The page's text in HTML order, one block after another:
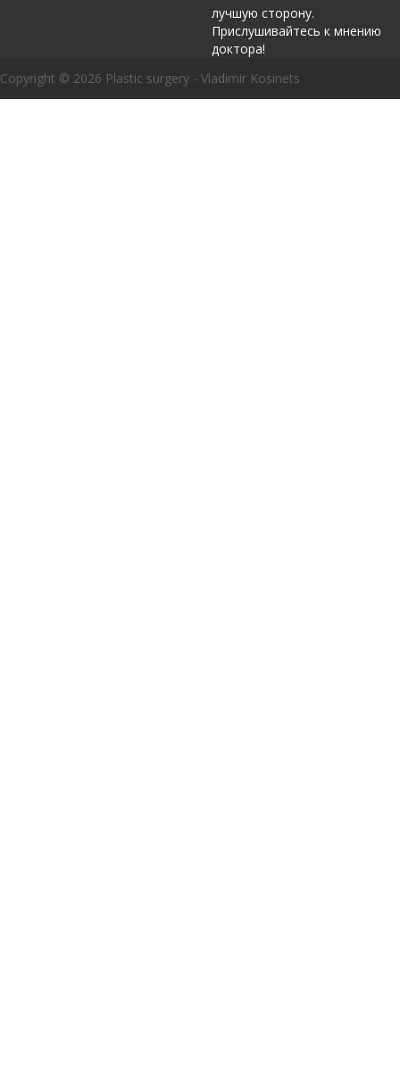
лучшую сторону.
Прислушивайтесь к мнению
доктора!
Copyright © 2026 Plastic surgery - Vladimir Kosinets